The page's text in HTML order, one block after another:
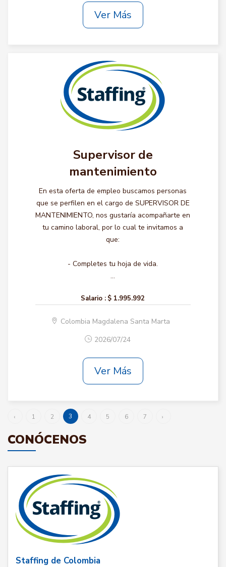
Ver Más
Supervisor de
mantenimiento
En esta oferta de empleo buscamos personas
que se perfilen en el cargo de SUPERVISOR DE
MANTENIMIENTO, nos gustaría acompañarte en
tu camino laboral, por lo cual te invitamos a
que:
- Completes tu hoja de vida.
...
Salario : $ 1.995.992
Colombia Magdalena Santa Marta
2026/07/24
Ver Más
‹ 1 2 3 4 5 6 7 ›
CONÓCENOS
Staffing de Colombia